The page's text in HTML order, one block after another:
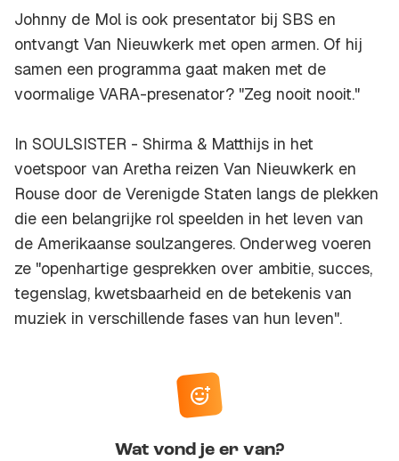
Johnny de Mol is ook presentator bij SBS en
ontvangt Van Nieuwkerk met open armen. Of hij
samen een programma gaat maken met de
voormalige VARA-presenator? "Zeg nooit nooit."
In SOULSISTER - Shirma & Matthijs in het
voetspoor van Aretha reizen Van Nieuwkerk en
Rouse door de Verenigde Staten langs de plekken
die een belangrijke rol speelden in het leven van
de Amerikaanse soulzangeres. Onderweg voeren
ze "openhartige gesprekken over ambitie, succes,
tegenslag, kwetsbaarheid en de betekenis van
muziek in verschillende fases van hun leven".
Wat vond je er van?